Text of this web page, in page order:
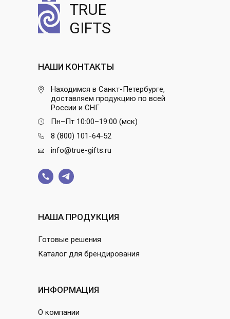
TRUE
GIFTS
НАША ПРОДУКЦИЯ
Готовые решения
Каталог для брендирования
ИНФОРМАЦИЯ
О компании
НАШИ КОНТАКТЫ
Находимся в Санкт-Петербурге,
доставляем продукцию по всей
России и СНГ
Пн–Пт 10:00–19:00 (мск)
8 (800) 101-64-52
info@true-gifts.ru